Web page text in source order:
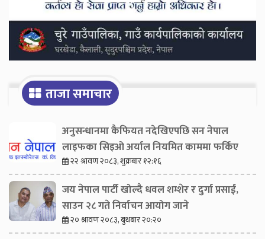
ताजा समाचार
अनुसन्धानमा कैफियत नदेखिएपछि सन नेपाल
लाइफका सिइओ अर्याल नियमित काममा फर्किए
२२ श्रावण २०८३, शुक्रबार १२:१६
जय नेपाल पार्टी खोल्दै धवल शम्शेर र दुर्गा प्रसाईं,
साउन २८ गते निर्वाचन आयोग जाने
२० श्रावण २०८३, बुधबार २०:२०